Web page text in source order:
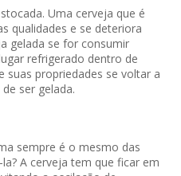
Uma cerveja que é
qualidades e se deteriora
gelada se for consumir
refrigerado dentro de
suas propriedades se voltar a
ser gelada.
sempre é o mesmo das
A cerveja tem que ficar em